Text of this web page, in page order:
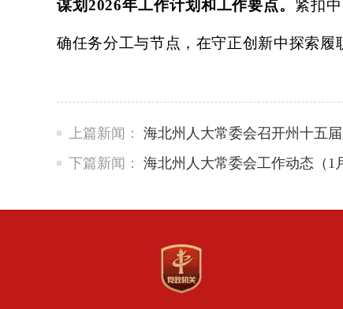
谋划 2026年工作计划和工作要点。 紧扣
确任务分工与节点，在守正创新中探索履
上篇新闻：
海北州人大常委会召开州十五
下篇新闻：
海北州人大常委会工作动态（1